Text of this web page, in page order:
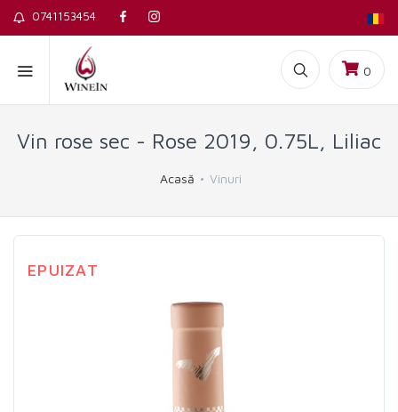
0741153454
0
Vin rose sec - Rose 2019, 0.75L, Liliac
Acasă Vinuri
EPUIZAT